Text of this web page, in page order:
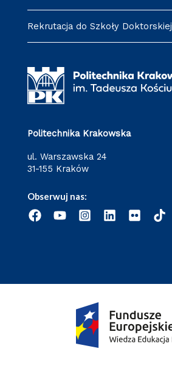
Rekrutacja do Szkoły Doktorskiej
Politechnika Krakowska
ul. Warszawska 24
31-155 Kraków
Obserwuj nas: